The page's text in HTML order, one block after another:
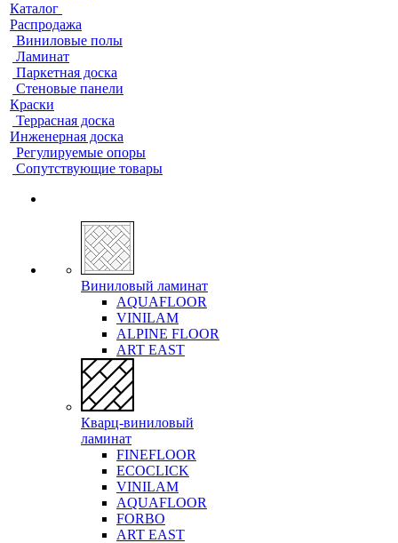
Каталог
Распродажа
Виниловые полы
Ламинат
Паркетная доска
Стеновые панели
Краски
Террасная доска
Инженерная доска
Регулируемые опоры
Сопутствующие товары
Виниловый ламинат
AQUAFLOOR
VINILAM
ALPINE FLOOR
ART EAST
Кварц-виниловый
ламинат
FINEFLOOR
ECOCLICK
VINILAM
AQUAFLOOR
FORBO
ART EAST